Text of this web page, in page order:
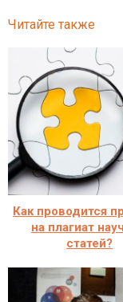
Читайте также
Как проводится
на плагиат
статей?